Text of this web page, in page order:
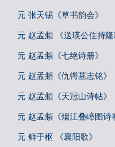
元 张天锡《草书韵会》
元 赵孟頫 《送瑛公住持隆
元 赵孟頫《七绝诗册》
元 赵孟頫《仇锷墓志铭》
元 赵孟頫《天冠山诗帖》
元 赵孟頫《烟江叠嶂图诗
元 鲜于枢 《襄阳歌》